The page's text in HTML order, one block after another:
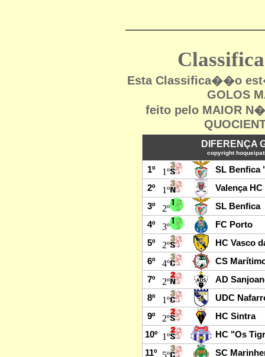
Esta Classifica��o
GOLOS
feito pelo MAIOR